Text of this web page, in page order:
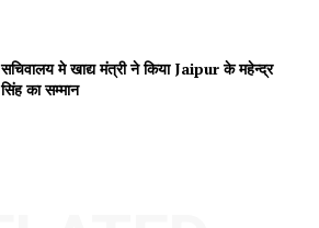
सचिवालय मे खाद्य मंत्री ने किया Jaipur के महेन्द्र
सिंह का सम्मान